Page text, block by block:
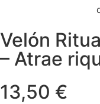
Velón
– Atrae
13,50 €